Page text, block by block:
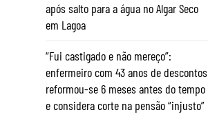
após salto para a água no Algar Seco
em Lagoa
“Fui castigado e não mereço”:
enfermeiro com 43 anos de descontos
reformou-se 6 meses antes do tempo
e considera corte na pensão “injusto”